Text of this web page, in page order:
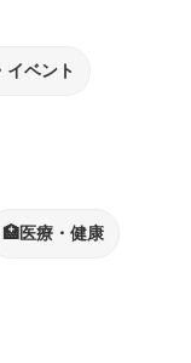
イベント
🏥医療・健康